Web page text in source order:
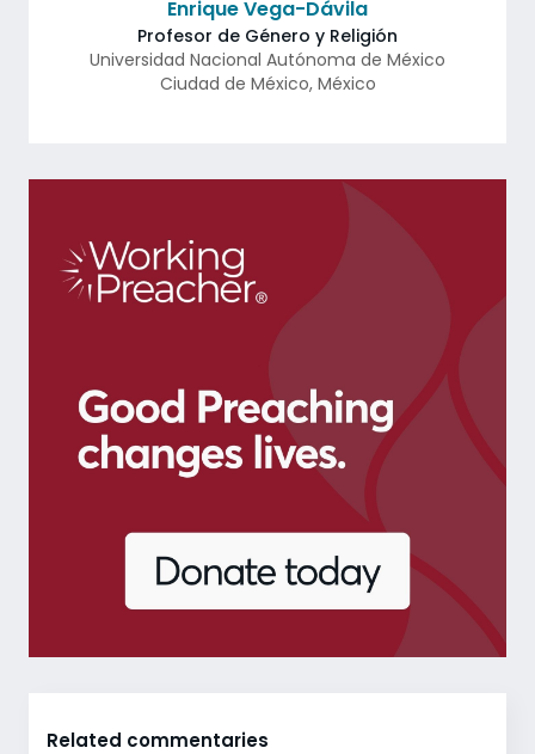
Enrique Vega-Dávila
Profesor de Género y Religión
Universidad Nacional Autónoma de México
Ciudad de México, México
Related commentaries